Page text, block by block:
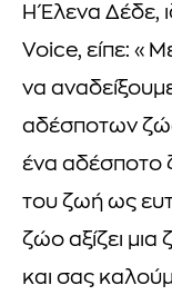
Η Έλενα Δέδε,
Voice, είπε:
να
αδέσποτων
ένα αδέσποτο
του ζωή ως
ζώο αξίζει μια
και σας